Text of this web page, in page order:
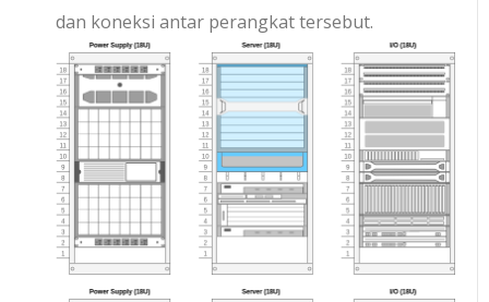
dan koneksi antar perangkat tersebut.